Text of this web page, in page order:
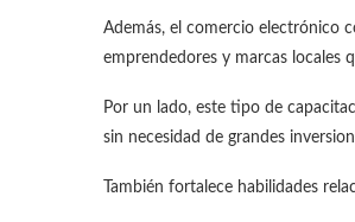
Además, el comercio electrónico
emprendedores y marcas locales
Por un lado, este tipo de
sin necesidad de grandes
También fortalece habilidades